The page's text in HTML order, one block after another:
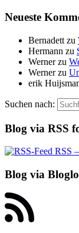
Neueste
Bernadett zu
Hermann zu
Wernerzu
Wernerzu
erik
Suchen nach:
Blog via RSS
RSS
Blog via